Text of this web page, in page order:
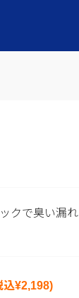
クで臭い漏
込¥2,198)